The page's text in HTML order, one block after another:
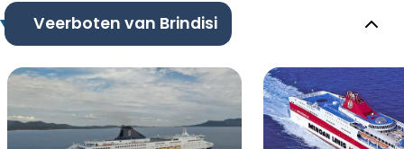
Veerboten van Brindisi